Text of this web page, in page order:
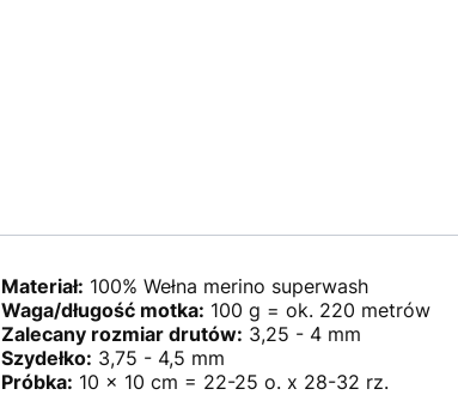
Materiał: 100% Wełna merino superwash
Waga/długość motka: 100 g = ok. 220 metrów
Zalecany rozmiar drutów: 3,25 - 4 mm
Szydełko: 3,75 - 4,5 mm
Próbka: 10 x 10 cm = 22-25 o. x 28-32 rz.